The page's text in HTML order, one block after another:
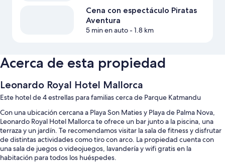
Cena con espectáculo Piratas
Aventura
5 min en auto- 1.8 km
Acerca de esta propiedad
Leonardo Royal Hotel Mallorca
Este hotel de 4 estrellas para familias cerca de Parque Katmandu
Con una ubicación cercana a Playa Son Maties y Playa de Palma Nova,
Leonardo Royal Hotel Mallorca te ofrece un bar junto a la piscina, una
terraza y un jardín. Te recomendamos visitar la sala de fitness y disfrutar
de distintas actividades como tiro con arco. La propiedad cuenta con
una sala de juegos o videojuegos, lavandería y wifi gratis en la
habitación para todos los huéspedes.